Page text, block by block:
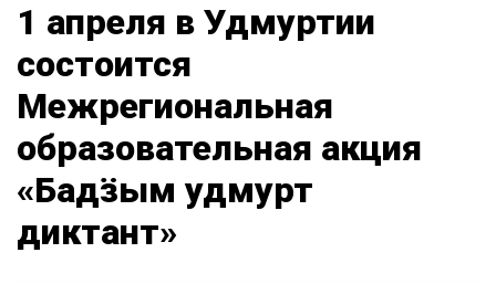
1 апреля в Удмуртии
состоится
Межрегиональная
образовательная акция
«Бадӟым удмурт
диктант»